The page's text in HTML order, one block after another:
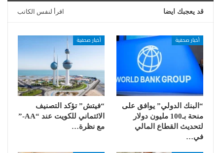
قد يعجبك ايضا اقرأ لنفس الكاتب
أخبار صحفية
“البنك الدولي” يوافق على
منحة بـ100 مليون دولار
لتحديث القطاع المالي
في…
أخبار صحفية
“فيتش” تؤكد التصنيف
الائتماني للكويت عند “AA-”
مع نظرة…